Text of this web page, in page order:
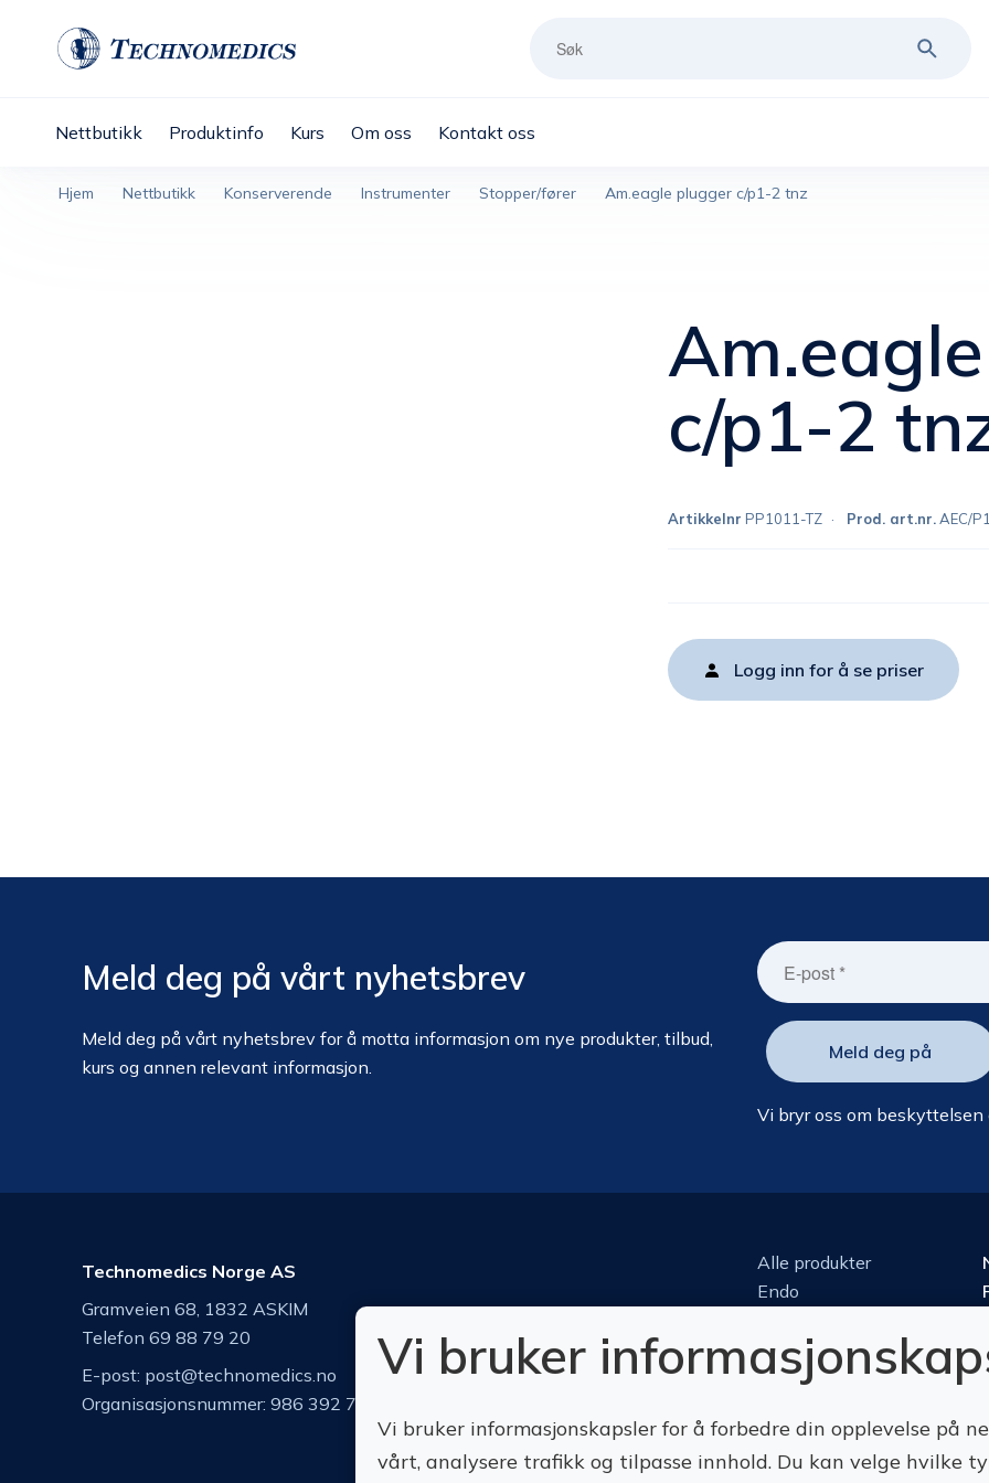
Nettbutikk Produktinfo Kurs Om oss Kontakt oss
Hjem Nettbutikk Konserverende Instrumenter Stopper/fører Am.eagle plugger c/p1-2 tnz
c/p1-2
Artikkelnr PP1011-TZ Prod. art.nr.AEC/
Logg inn for å se priser
Meld deg på vårt nyhetsbrev
Meld deg på vårt nyhetsbrev for å motta informasjon om nye produkter, tilbud,
kurs og annen relevant informasjon.
Vi bryr oss om
Technomedics Norge AS
Gramveien 68, 1832 ASKIM
Telefon 69 88 79 20
E-post: post@technomedics.no
Organisasjonsnummer: 986 392 742
Alle produkter
Endo
Kjeveortopedi
Konserverende
Perio
Protetikk
Vi bruker
Vi bruker informasjonskapsler for å forbedre din opplevelse på
vårt, analysere trafikk og tilpasse innhold. Du kan velge hvilke